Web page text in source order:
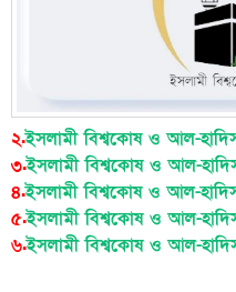
২.ইসলামী বিশ্বকোষ ও আল-
৩.ইসলামী বিশ্বকোষ ও আল-
৪.ইসলামী বিশ্বকোষ ও আল-
৫.ইসলামী বিশ্বকোষ ও আল-
৬.ইসলামী বিশ্বকোষ ও আল-